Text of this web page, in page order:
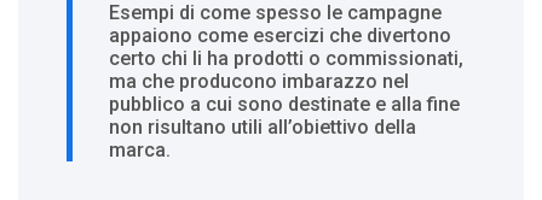
Esempi di come spesso le campagne
appaiono come esercizi che divertono
certo chi li ha prodotti o commissionati,
ma che producono imbarazzo nel
pubblico a cui sono destinate e alla fine
non risultano utili all’obiettivo della
marca.